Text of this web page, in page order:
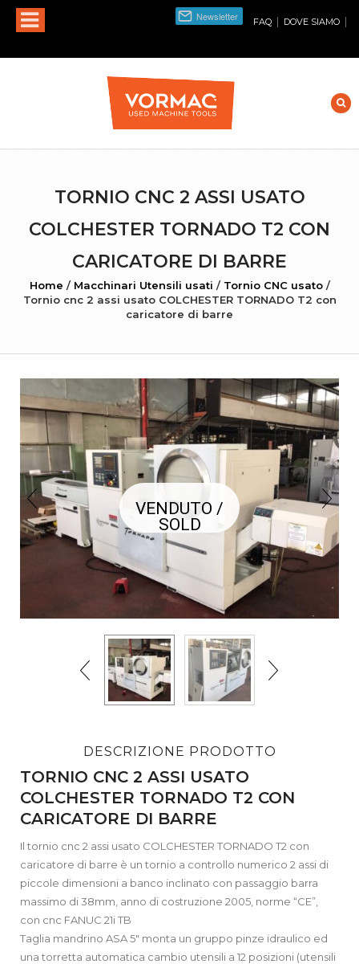
FAQ | DOVE SIAMO |
TORNIO CNC 2 ASSI USATO
COLCHESTER TORNADO T2 CON
CARICATORE DI BARRE
Home / Macchinari Utensili usati / Tornio CNC usato /
Tornio cnc 2 assi usato COLCHESTER TORNADO T2 con
caricatore di barre
VENDUTO /
SOLD
DESCRIZIONE PRODOTTO
TORNIO CNC 2 ASSI USATO
COLCHESTER TORNADO T2 CON
CARICATORE DI BARRE
Il tornio cnc 2 assi usato COLCHESTER TORNADO T2 con
caricatore di barre è un tornio a controllo numerico 2 assi di
piccole dimensioni a banco inclinato con passaggio barra
massimo di 38mm, anno di costruzione 2005, norme “CE”,
con cnc FANUC 21i TB
Taglia mandrino ASA 5″ monta un gruppo pinze idraulico ed
una torretta automatica cambio utensili a 12 posizioni (utensili